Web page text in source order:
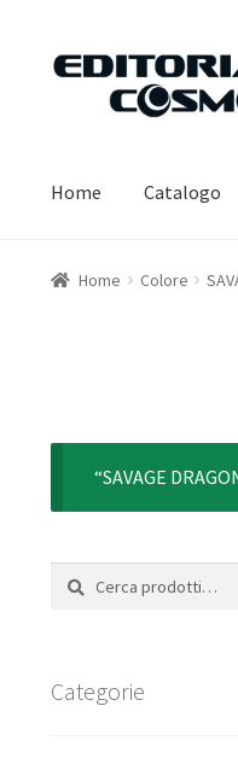
Vai
navigazione
Vai
Home Catalogo
Home Colore
“SAVAGE
Cerca:
Cerca
Categorie